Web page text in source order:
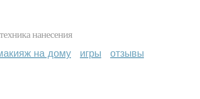
нанесения
на дому игры отзывы